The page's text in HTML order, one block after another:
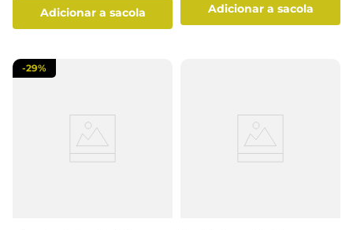
adicionar a sacola adicionar a sacola
-29%